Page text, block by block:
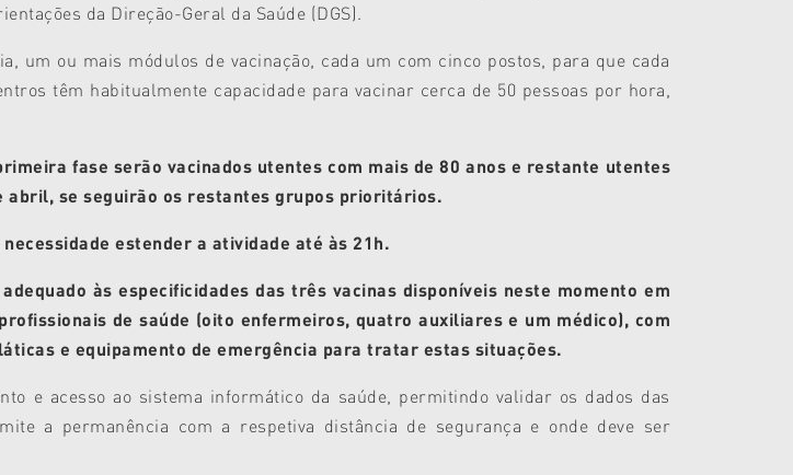
da Direção-Geral da Saúde (DGS).
um ou mais módulos de vacinação, cada um com cinco postos, para que cada
têm habitualmente capacidade para vacinar cerca de 50 pessoas por hora,
fase serão vacinados utentes com mais de 80 anos e restante utentes
se seguirão os restantes grupos prioritários.
estender a atividade até às 21h.
às especificidades das três vacinas disponíveis neste momento em
de saúde (oito enfermeiros, quatro auxiliares e um médico), com
e equipamento de emergência para tratar estas situações.
e acesso ao sistema informático da saúde, permitindo validar os dados das
a permanência com a respetiva distância de segurança e onde deve ser